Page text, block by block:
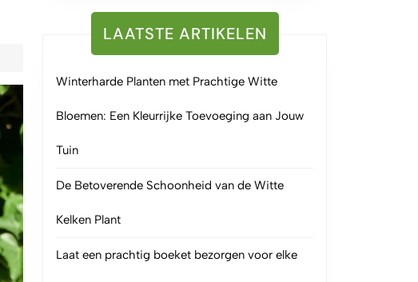
LAATSTE ARTIKELEN
Winterharde Planten met Prachtige Witte
Bloemen: Een Kleurrijke Toevoeging aan Jouw
Tuin
De Betoverende Schoonheid van de Witte
Kelken Plant
Laat een prachtig boeket bezorgen voor elke